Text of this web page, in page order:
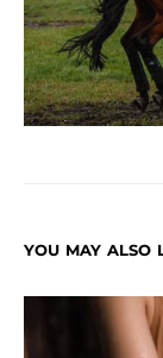
YOU MAY ALSO